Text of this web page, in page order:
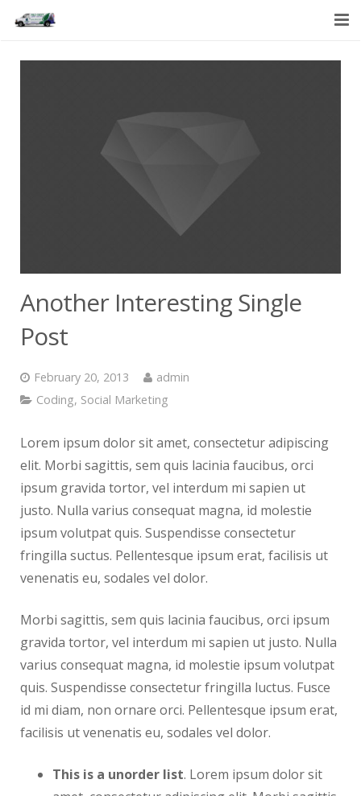
HOME
Another Interesting Single
Post
February 20, 2013
admin
Coding, Social Marketing
Lorem ipsum dolor sit amet, consectetur adipiscing
elit. Morbi sagittis, sem quis lacinia faucibus, orci
ipsum gravida tortor, vel interdum mi sapien ut
justo. Nulla varius consequat magna, id molestie
ipsum volutpat quis. Suspendisse consectetur
fringilla suctus. Pellentesque ipsum erat, facilisis ut
venenatis eu, sodales vel dolor.
Morbi sagittis, sem quis lacinia faucibus, orci ipsum
gravida tortor, vel interdum mi sapien ut justo. Nulla
varius consequat magna, id molestie ipsum volutpat
quis. Suspendisse consectetur fringilla luctus. Fusce
id mi diam, non ornare orci. Pellentesque ipsum erat,
facilisis ut venenatis eu, sodales vel dolor.
This is a unorder list. Lorem ipsum dolor sit